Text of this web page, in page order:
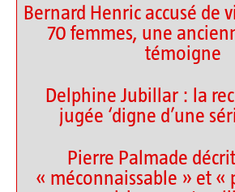
Bernard Henric accusé de
70 femmes, une
témoigne
Delphine Jubillar : la
jugée ‘digne d’une
Pierre Palmade
« méconnaissable » et «